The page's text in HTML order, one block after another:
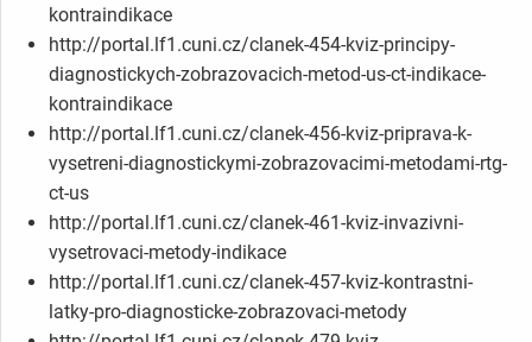
kontraindikace
http://portal.lf1.cuni.cz/clanek-454-kviz-principy-
diagnostickych-zobrazovacich-metod-us-ct-indikace-
kontraindikace
http://portal.lf1.cuni.cz/clanek-456-kviz-priprava-k-
vysetreni-diagnostickymi-zobrazovacimi-metodami-rtg-
ct-us
http://portal.lf1.cuni.cz/clanek-461-kviz-invazivni-
vysetrovaci-metody-indikace
http://portal.lf1.cuni.cz/clanek-457-kviz-kontrastni-
latky-pro-diagnosticke-zobrazovaci-metody